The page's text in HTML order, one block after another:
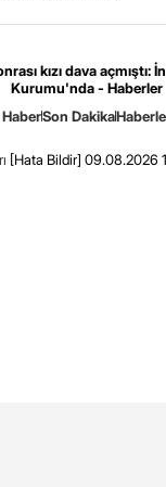
kızı dava açmıştı:
Kurumu'nda - Haberler
HaberSon Dakika
[Hata Bildir] 09.08.2026